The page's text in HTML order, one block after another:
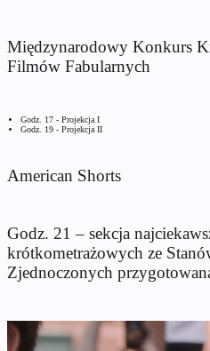
Międzynarodowy Konkurs
Filmów Fabularnych
Godz. 17 - Projekcja I
Godz. 19 - Projekcja II
American Shorts
Godz. 21 – sekcja
krótkometrażowych ze
Zjednoczonych